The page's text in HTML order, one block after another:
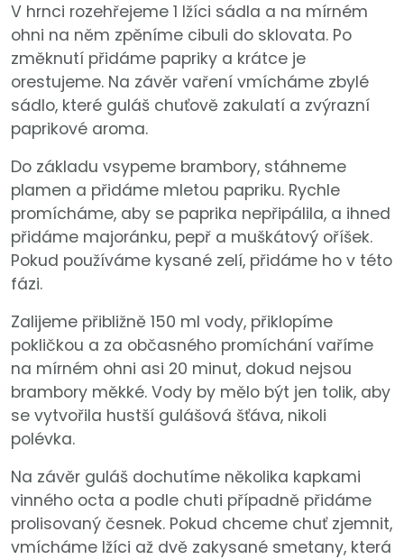
V hrnci rozehřejeme 1 lžíci sádla a na mírném
ohni na něm zpěníme cibuli do sklovata. Po
změknutí přidáme papriky a krátce je
orestujeme. Na závěr vaření vmícháme zbylé
sádlo, které guláš chuťově zakulatí a zvýrazní
paprikové aroma.
Do základu vsypeme brambory, stáhneme
plamen a přidáme mletou papriku. Rychle
promícháme, aby se paprika nepřipálila, a ihned
přidáme majoránku, pepř a muškátový oříšek.
Pokud používáme kysané zelí, přidáme ho v této
fázi.
Zalijeme přibližně 150 ml vody, přiklopíme
pokličkou a za občasného promíchání vaříme
na mírném ohni asi 20 minut, dokud nejsou
brambory měkké. Vody by mělo být jen tolik, aby
se vytvořila hustší gulášová šťáva, nikoli
polévka.
Na závěr guláš dochutíme několika kapkami
vinného octa a podle chuti případně přidáme
prolisovaný česnek. Pokud chceme chuť zjemnit,
vmícháme lžíci až dvě zakysané smetany, která